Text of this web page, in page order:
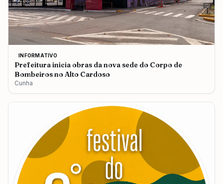
INFORMATIVO
Prefeitura inicia obras da nova sede do Corpo de
Bombeiros no Alto Cardoso
Cunha